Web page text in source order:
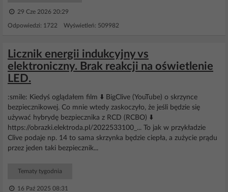
29 Cze 2026 20:29
Odpowiedzi: 1722 Wyświetleń: 509982
Licznik energii indukcyjny vs
elektroniczny. Brak reakcji na oświetlenie
LED.
:smile: Kiedyś oglądałem film ⬇️ BigClive (YouTube) o skrzynce
bezpiecznikowej. Co mnie wtedy zaskoczyło, że jeśli będzie się
używać hybrydę bezpiecznika z RCD (RCBO) ⬇️
https://obrazki.elektroda.pl/2022533100_... To jak w przykładzie
Clive podaje np. 14 to sama skrzynka będzie ciepła, a zużycie prądu
przez jeden taki bezpiecznik...
Tematy tygodnia
16 Paź 2025 08:31